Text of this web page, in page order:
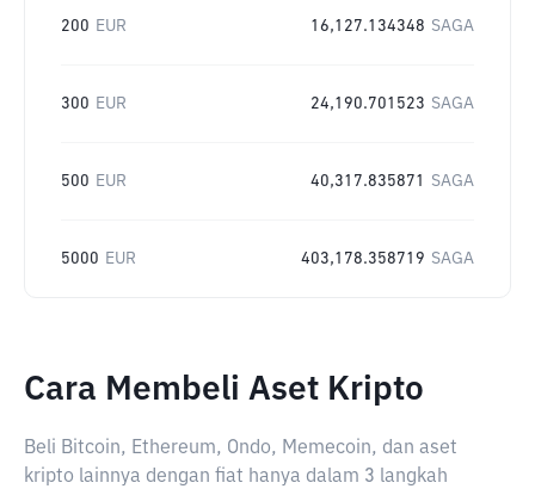
200 EUR 16,127.134348 SAGA
300 EUR 24,190.701523 SAGA
500 EUR 40,317.835871 SAGA
5000 EUR 403,178.358719 SAGA
Cara Membeli Aset Kripto
Beli Bitcoin, Ethereum, Ondo, Memecoin, dan aset
kripto lainnya dengan fiat hanya dalam 3 langkah